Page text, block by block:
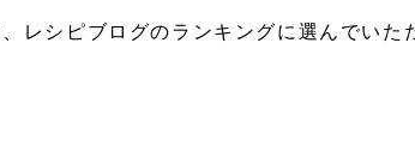
レシピブログのランキングに選んでいた